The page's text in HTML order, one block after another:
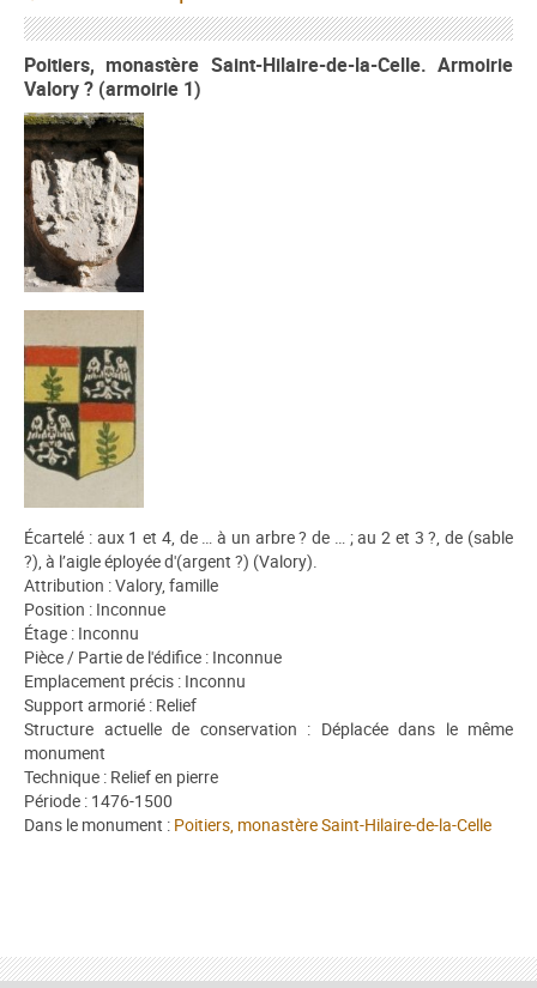
Poitiers, monastère Saint-Hilaire-de-la-Celle. Armoirie
Valory ? (armoirie 1)
Écartelé : aux 1 et 4, de … à un arbre ? de … ; au 2 et 3 ?, de (sable
?), à l’aigle éployée d'(argent ?) (Valory).
Attribution : Valory, famille
Position : Inconnue
Étage : Inconnu
Pièce / Partie de l'édifice : Inconnue
Emplacement précis : Inconnu
Support armorié : Relief
Structure actuelle de conservation : Déplacée dans le même
monument
Technique : Relief en pierre
Période : 1476-1500
Dans le monument : Poitiers, monastère Saint-Hilaire-de-la-Celle